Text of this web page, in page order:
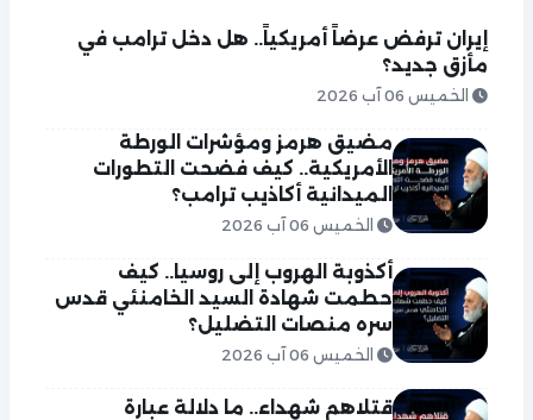
إيران ترفض عرضاً أمريكياً.. هل دخل ترامب في
مأزق جديد؟
الخميس 06 آب 2026
مضيق هرمز ومؤشرات الورطة
الأمريكية.. كيف فضحت التطورات
الميدانية أكاذيب ترامب؟
الخميس 06 آب 2026
أكذوبة الهروب إلى روسيا.. كيف
حطمت شهادة السيد الخامنئي قدس
سره منصات التضليل؟
الخميس 06 آب 2026
قتلاهم شهداء.. ما دلالة عبارة